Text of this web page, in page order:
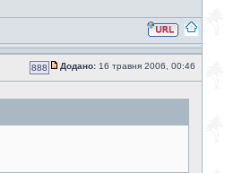
888 Додано: 16 травня 2006, 00:46